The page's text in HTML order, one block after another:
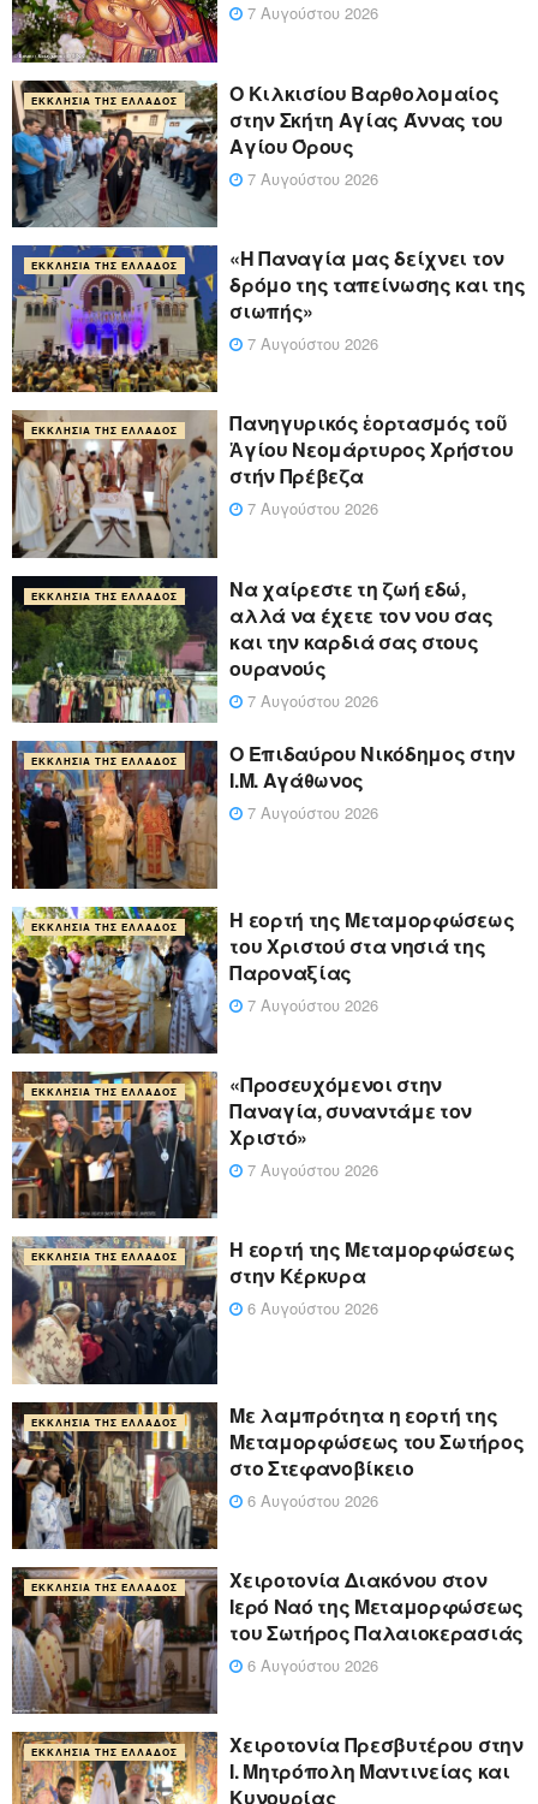
7 Αυγούστου 2026
ΕΚΚΛΗΣΊΑ ΤΗΣ ΕΛΛΆΔΟΣ
Ο Κιλκισίου Βαρθολομαίος
στην Σκήτη Αγίας Άννας του
Αγίου Όρους
7 Αυγούστου 2026
ΕΚΚΛΗΣΊΑ ΤΗΣ ΕΛΛΆΔΟΣ
«Η Παναγία μας δείχνει τον
δρόμο της ταπείνωσης και της
σιωπής»
7 Αυγούστου 2026
ΕΚΚΛΗΣΊΑ ΤΗΣ ΕΛΛΆΔΟΣ
Πανηγυρικός ἑορτασμός τοῦ
Ἁγίου Νεομάρτυρος Χρήστου
στήν Πρέβεζα
7 Αυγούστου 2026
ΕΚΚΛΗΣΊΑ ΤΗΣ ΕΛΛΆΔΟΣ
Να χαίρεστε τη ζωή εδώ,
αλλά να έχετε τον νου σας
και την καρδιά σας στους
ουρανούς
7 Αυγούστου 2026
ΕΚΚΛΗΣΊΑ ΤΗΣ ΕΛΛΆΔΟΣ
Ο Επιδαύρου Νικόδημος στην
Ι.Μ. Αγάθωνος
7 Αυγούστου 2026
ΕΚΚΛΗΣΊΑ ΤΗΣ ΕΛΛΆΔΟΣ
Η εορτή της Μεταμορφώσεως
του Χριστού στα νησιά της
Παροναξίας
7 Αυγούστου 2026
ΕΚΚΛΗΣΊΑ ΤΗΣ ΕΛΛΆΔΟΣ
«Προσευχόμενοι στην
Παναγία, συναντάμε τον
Χριστό»
7 Αυγούστου 2026
ΕΚΚΛΗΣΊΑ ΤΗΣ ΕΛΛΆΔΟΣ
Η εορτή της Μεταμορφώσεως
στην Κέρκυρα
6 Αυγούστου 2026
ΕΚΚΛΗΣΊΑ ΤΗΣ ΕΛΛΆΔΟΣ
Με λαμπρότητα η εορτή της
Μεταμορφώσεως του Σωτήρος
στο Στεφανοβίκειο
6 Αυγούστου 2026
ΕΚΚΛΗΣΊΑ ΤΗΣ ΕΛΛΆΔΟΣ
Χειροτονία Διακόνου στον
Ιερό Ναό της Μεταμορφώσεως
του Σωτήρος Παλαιοκερασιάς
6 Αυγούστου 2026
ΕΚΚΛΗΣΊΑ ΤΗΣ ΕΛΛΆΔΟΣ
Xειροτονία Πρεσβυτέρου στην
Ι. Μητρόπολη Μαντινείας και
Κυνουρίας